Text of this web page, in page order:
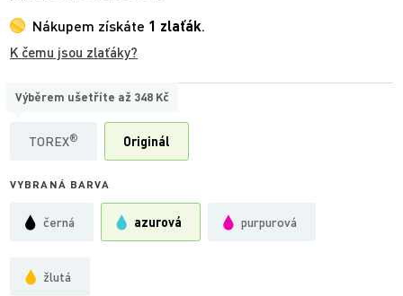
Nákupem získáte 1 zlaťák.
K čemu jsou zlaťáky?
TYP
TOREX®
Výběrem ušetříte až 348 Kč
Originál
VYBRANÁ BARVA
černá azurová purpurová
žlutá